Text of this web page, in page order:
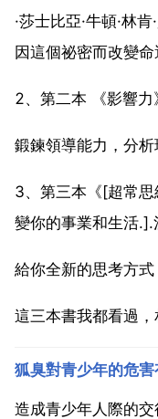
·莎士比亞·牛頓·林
因這個祕密而改變命
2、第二本 《影響力
鍛鍊領導能力，分
3、第三本《[超常
變你的事業和生活.].
給你全新的思考方式
這三本書我都看過
狐臭對青少年的危
造成青少年人際的